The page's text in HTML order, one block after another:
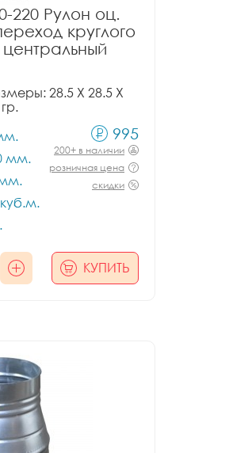
220 Рулон оц.
круглого
28.5 X 28.5 X
мм.
995
200+ в наличии
розничная цена
скидки
КУПИТЬ